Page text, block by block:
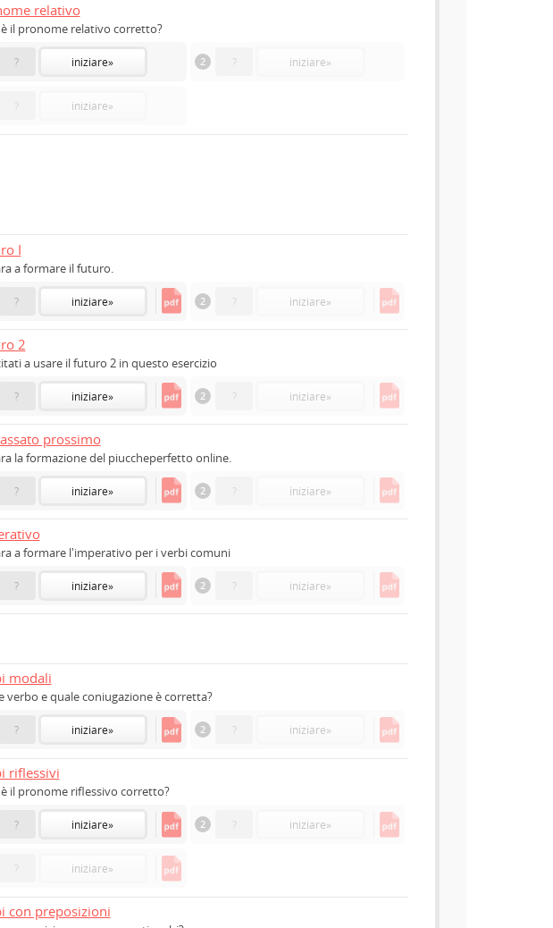
relativo
il pronome relativo corretto?
? iniziare» 2 ? iniziare»
? iniziare»
I
a formare il futuro.
? iniziare» 2 ? iniziare»
2
a usare il futuro 2 in questo esercizio
? iniziare» 2 ? iniziare»
prossimo
la formazione del piuccheperfetto online.
? iniziare» 2 ? iniziare»
a formare l'imperativo per i verbi comuni
? iniziare» 2 ? iniziare»
modali
verbo e quale coniugazione è corretta?
? iniziare» 2 ? iniziare»
riflessivi
il pronome riflessivo corretto?
? iniziare» 2 ? iniziare»
? iniziare»
con preposizioni